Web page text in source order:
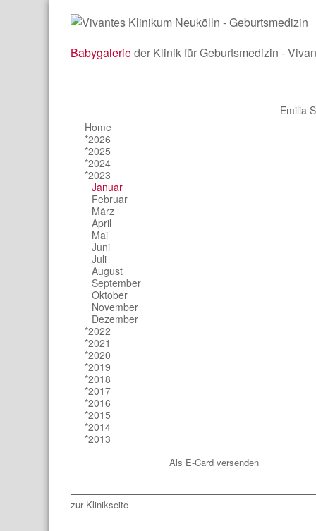
Babygalerieder Klinik für Geburtsmedizin -
Home
*2026
*2025
*2024
*2023
Januar
Februar
März
April
Mai
Juni
Juli
August
September
Oktober
November
Dezember
*2022
*2021
*2020
*2019
*2018
*2017
*2016
*2015
*2014
*2013
Emilia
Als E-Card versenden
zur Klinikseite